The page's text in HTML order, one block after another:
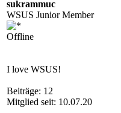
sukrammuc
WSUS Junior Member
Offline
I love WSUS!
Beiträge: 12
Mitglied seit: 10.07.20